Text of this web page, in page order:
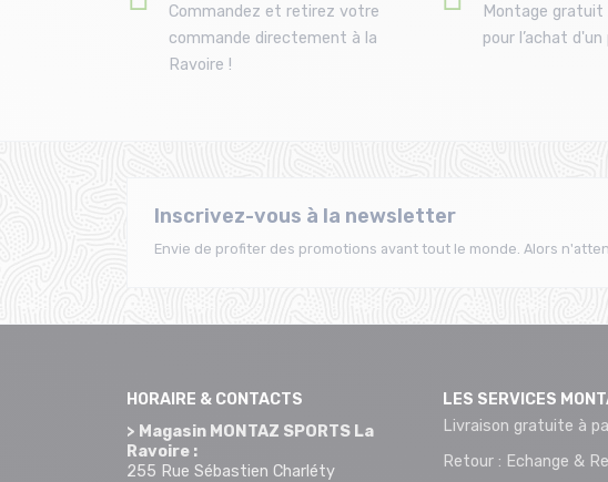
Commandez et retirez votre
commande directement à la
Ravoire !
Montage
pour l’achat d'un
Inscrivez-vous à la newsletter
Envie de profiter des promotions avant tout le monde. Alors
HORAIRE & CONTACTS
> Magasin MONTAZ SPORTS La
Ravoire :
255 Rue Sébastien Charléty
LES SERVICES
Livraison gratuite à
Retour : Echange &